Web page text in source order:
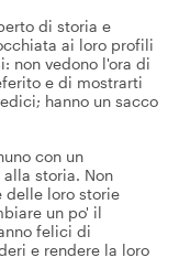
di storia e
ai loro profili
non vedono l'ora di
e di mostrarti
hanno un sacco
con un
storia. Non
delle loro storie
un po' il
felici di
e rendere la loro